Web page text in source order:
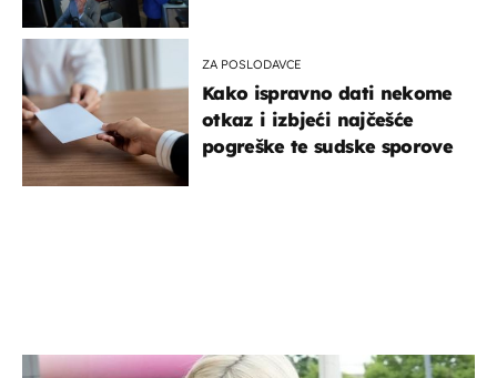
ZA POSLODAVCE
Kako ispravno dati nekome
otkaz i izbjeći najčešće
pogreške te sudske sporove